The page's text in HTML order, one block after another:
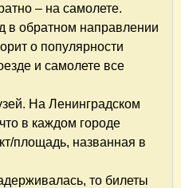
– на самолете.
в обратном направлении
о популярности
и самолете все
На Ленинградском
в каждом городе
площадь, названная в
то билеты